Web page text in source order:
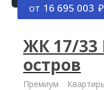
от 16 695 003
ЖК 17/33
остров
Премиум